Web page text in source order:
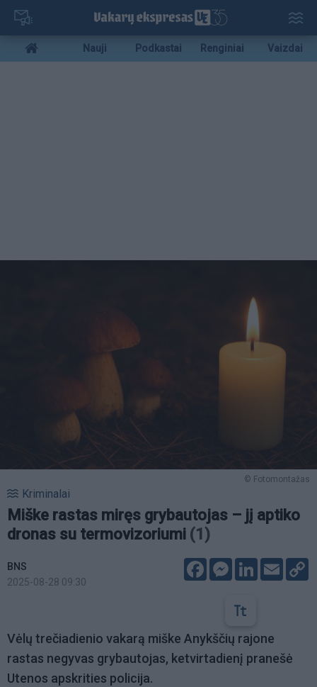
Pereiti
pagrindinį
turinį
Mobile
menu
Nauji Podkastai Renginiai Vaizdai
© Fotomontažas
Kriminalai
Miške rastas miręs grybautojas – jį aptiko
dronas su termovizoriumi (1)
BNS
2025-08-28 09:30
FacebookMessenger
LinkedIn
Email
Vėlų trečiadienio vakarą miške Anykščių rajone
rastas negyvas grybautojas, ketvirtadienį pranešė
Utenos apskrities policija.